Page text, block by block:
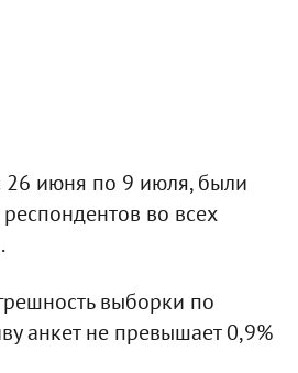
26 июня по 9 июля, были
во всех
выборки по
анкет не превышает 0,9%